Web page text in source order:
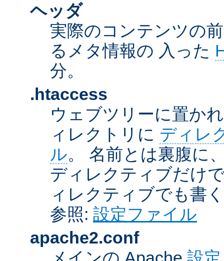
ヘッダ
実際のコンテンツの
るメタ情報の 入った
分。
.htaccess
ウェブツリーに置か
ィレクトリに ディレ
ル。 名前とは裏腹に
ディレクティブだけ
ィレクティブでも書
参照: 設定ファイル
apache2.conf